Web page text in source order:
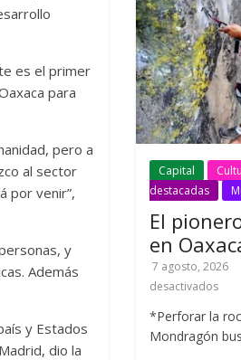
es el primer
para
pero a
al sector
por venir”,
y
Además
y Estados
dio la
Capital
destacadas
El
en
7 agosto, 2026
desactivados
*Perforar la
Mondragón